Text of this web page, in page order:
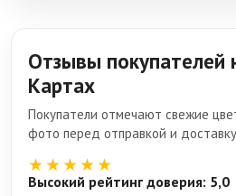
Отзывы покупателей
Картах
Покупатели отмечают свежие
фото перед отправкой и
★★★★★
Высокий рейтинг доверия: 5,0